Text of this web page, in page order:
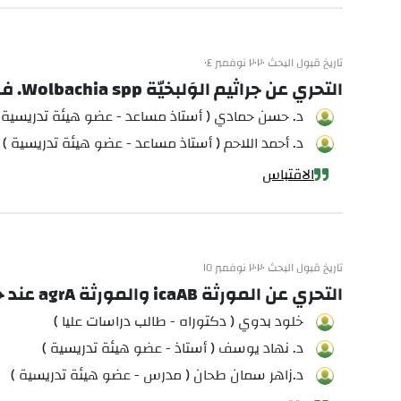
تاريخ قبول البحث ٢٠٢٠ نوفمبر ٠٤
التحري عن جراثيم الوَلبخيّة Wolbachia spp. في الفواصد/ذبابة الرمل/ Phlebotomus papatasi. في حلب باستخدام تقانة الـ PCR
د. حسن حمادي ( أستاذ مساعد - عضو هيئة
د. أحمد اللاحم ( أستاذ مساعد - عضو هيئة تدريسية )
الاقتباس
تاريخ قبول البحث ٢٠٢٠ نوفمبر ١٥
التحري عن المورثة icaAB والمورثة agrA عند جراثيم المكورات العنقودية الذهبية المعزولة من المرضى المراجعين لمشفى حلب الجامعي
خلود بدوي ( دكتوراه - طالب دراسات عليا )
د. نهاد يوسف ( أستاذ - عضو هيئة تدريسية )
د.زاهر سمان طحان ( مدرس - عضو هيئة تدريسية )